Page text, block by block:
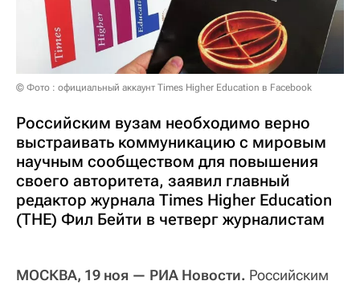
© Фото : официальный аккаунт Times Higher Education в Facebook
Российским вузам необходимо верно
выстраивать коммуникацию с мировым
научным сообществом для повышения
своего авторитета, заявил главный
редактор журнала Times Higher Education
(THE) Фил Бейти в четверг журналистам
МОСКВА, 19 ноя — РИА Новости. Российским